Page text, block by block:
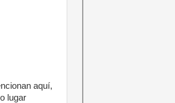
aquí,
lugar